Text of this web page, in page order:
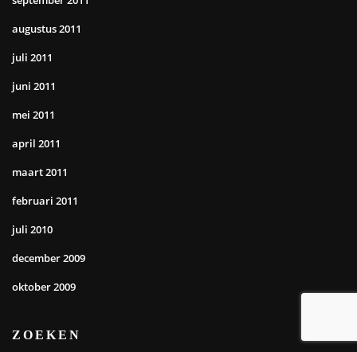
augustus 2011
juli 2011
juni 2011
mei 2011
april 2011
maart 2011
februari 2011
juli 2010
december 2009
oktober 2009
ZOEKEN